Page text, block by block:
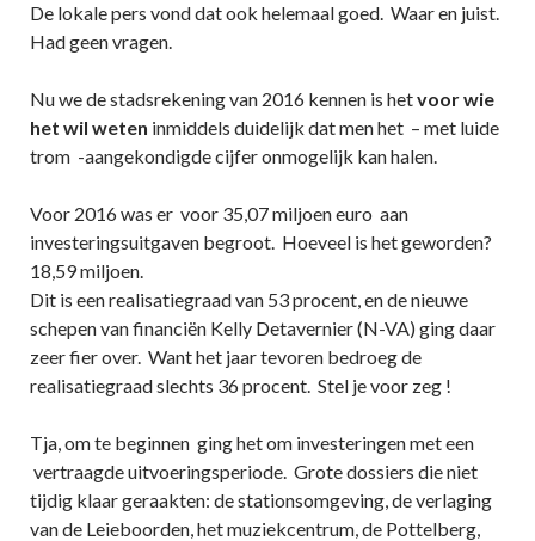
De lokale pers vond dat ook helemaal goed. Waar en juist.
Had geen vragen.
Nu we de stadsrekening van 2016 kennen is hetvoor wie
het wil weten inmiddels duidelijk dat men het – met luide
trom -aangekondigde cijfer onmogelijk kan halen.
Voor 2016 was er voor 35,07 miljoen euro aan
investeringsuitgaven begroot. Hoeveel is het geworden?
18,59 miljoen.
Dit is een realisatiegraad van 53 procent, en de nieuwe
schepen van financiën Kelly Detavernier (N-VA) ging daar
zeer fier over. Want het jaar tevoren bedroeg de
realisatiegraad slechts 36 procent. Stel je voor zeg !
Tja, om te beginnen ging het om investeringen met een
vertraagde uitvoeringsperiode. Grote dossiers die niet
tijdig klaar geraakten: de stationsomgeving, de verlaging
van de Leieboorden, het muziekcentrum, de Pottelberg,